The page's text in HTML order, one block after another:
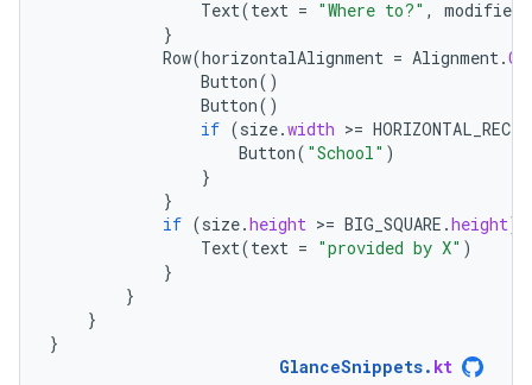
Text(text = "Where to?" , modifier
}
Row(horizontalAlignment = Alignment.
Button()
Button()
if (size.width >=
Button( "School" )
}
}
if (size.height >= BIG_SQUARE .height)
Text(text = "provided by X" )
}
}
}
}
GlanceSnippets. kt